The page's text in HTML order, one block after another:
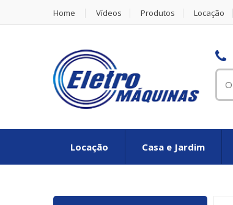
Home Vídeos Produtos Locação
Locação Casa e Jardim